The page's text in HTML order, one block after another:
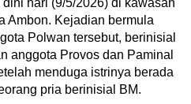
hari (9/5/2026) di kawasan
Ambon. Kejadian bermula
Polwan tersebut, berinisial
anggota Provos dan Paminal
menduga istrinya berada
pria berinisial BM.